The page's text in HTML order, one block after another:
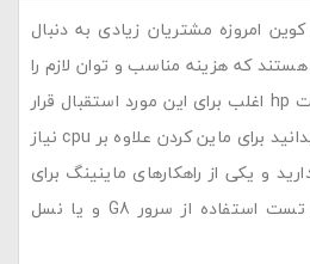
امروزه مشتریان زیادی به دنبال
که هزینه مناسب و توان لازم را
به انها بدهد سرور رک مونت hp اغلب برای این مورد استقبال قرار
میگیرند اما همانطور که میدانید برای ماین کردن علاوه بر cpu نیاز
و یکی از راهکارهای ماینینگ برای
محیط های ازمایشگاهی و تست استفاده از سرور G8 و یا نسل